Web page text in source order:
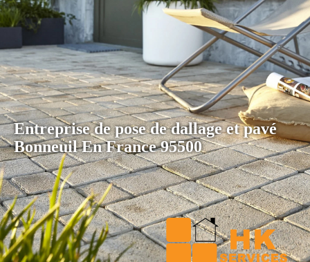
Entreprise de pose de dallage et pavé
Bonneuil En France 95500